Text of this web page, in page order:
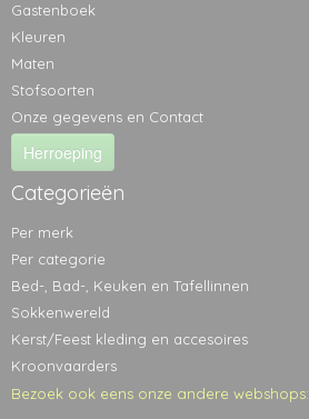
Gastenboek
Kleuren
Maten
Stofsoorten
Onze gegevens en Contact
Herroeping
Categorieën
Per merk
Per categorie
Bed-, Bad-, Keuken en Tafellinnen
Sokkenwereld
Kerst/Feest kleding en accesoires
Kroonvaarders
Bezoek ook eens onze andere webshops: